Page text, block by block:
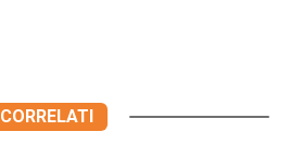
CORRELATI